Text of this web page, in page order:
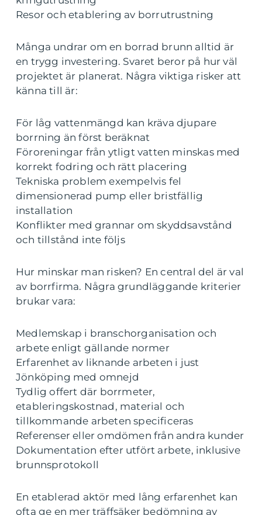
Resor och etablering av borrutrustning
Många undrar om en borrad brunn alltid är
en trygg investering. Svaret beror på hur väl
projektet är planerat. Några viktiga risker att
känna till är:
För låg vattenmängd kan kräva djupare
borrning än först beräknat
Föroreningar från ytligt vatten minskas med
korrekt fodring och rätt placering
Tekniska problem exempelvis fel
dimensionerad pump eller bristfällig
installation
Konflikter med grannar om skyddsavstånd
och tillstånd inte följs
Hur minskar man risken? En central del är val
av borrfirma. Några grundläggande kriterier
brukar vara:
Medlemskap i branschorganisation och
arbete enligt gällande normer
Erfarenhet av liknande arbeten i just
Jönköping med omnejd
Tydlig offert där borrmeter,
etableringskostnad, material och
tillkommande arbeten specificeras
Referenser eller omdömen från andra kunder
Dokumentation efter utfört arbete, inklusive
brunnsprotokoll
En etablerad aktör med lång erfarenhet kan
ofta ge en mer träffsäker bedömning av